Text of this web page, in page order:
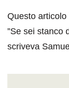
Questo
”Se sei stanco
scriveva